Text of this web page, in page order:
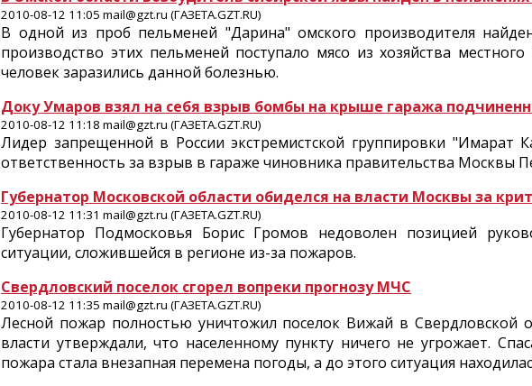
2010-08-12 11:05 mail@gzt.ru (ГАЗЕТА.GZT.RU)
В одной из проб пельменей "Дарина" омского производителя
производство этих пельменей поступало мясо из хозяйства
человек заразились данной болезнью.
Доку Умаров взял на себя взрыв бомбы на крыше гаража
2010-08-12 11:18 mail@gzt.ru (ГАЗЕТА.GZT.RU)
Лидер запрещенной в России экстремистской группировки "Имарат
ответственность за взрыв в гараже чиновника правительства Москвы
Губернатор Московской области обиделся на власти Москвы за
2010-08-12 11:31 mail@gzt.ru (ГАЗЕТА.GZT.RU)
Губернатор Подмосковья Борис Громов недоволен позицией
ситуации, сложившейся в регионе из-за пожаров.
Свердловский поселок сгорел вопреки прогнозу МЧС
2010-08-12 11:35 mail@gzt.ru (ГАЗЕТА.GZT.RU)
Лесной пожар полностью уничтожил поселок Вижай в Свердловской
власти утверждали, что населенному пункту ничего не угрожает.
пожара стала внезапная перемена погоды, а до этого ситуация